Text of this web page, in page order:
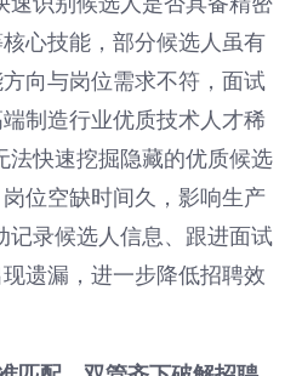
心技能，部分候选人虽有
向与岗位需求不符，面试
制造行业优质技术人才稀
法快速挖掘隐藏的优质候选
位空缺时间久，影响生产
记录候选人信息、跟进面试
遗漏，进一步降低招聘效